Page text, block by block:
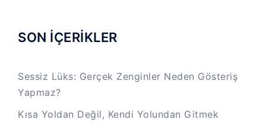
SON İÇERİKLER
Sessiz Lüks: Gerçek Zenginler Neden Gösteriş
Yapmaz?
Kısa Yoldan Değil, Kendi Yolundan Gitmek